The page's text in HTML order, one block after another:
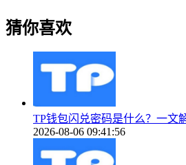
猜你喜欢
TP钱包闪兑密码是什么？一文
2026-08-06 09:41:56